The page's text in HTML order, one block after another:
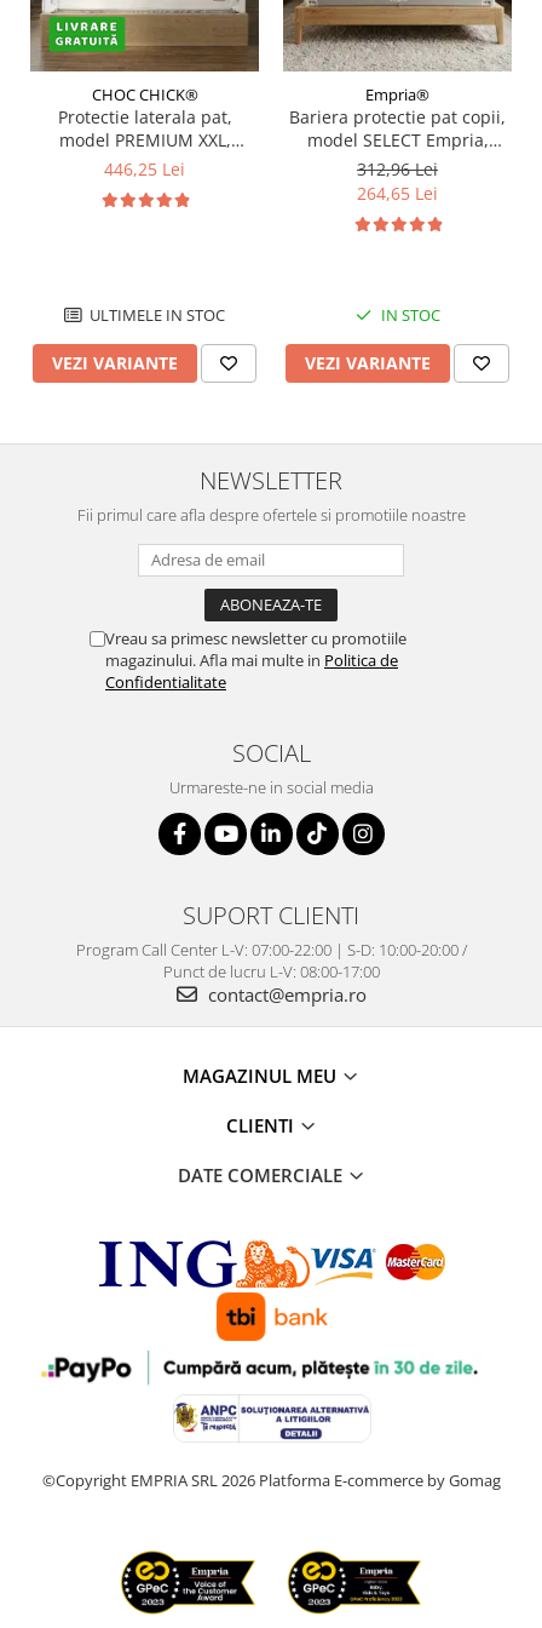
CHOC CHICK®
Protectie laterala pat,
model PREMIUM XXL,
interconectabila, reglabila
ajustabila pana la 97 cm,
446,25 Lei
ULTIMELE IN STOC
VEZI VARIANTE
Empria®
Bariera protectie pat copii,
model SELECT Empria,
interconectabila, reglabila
si culisanta, inaltime
ajustabila pana la 88 cm,
Diverse dimensiuni
312,96 Lei
264,65 Lei
IN STOC
VEZI VARIANTE
NEWSLETTER
Fii primul care afla despre ofertele si promotiile noastre
Vreau sa primesc newsletter cu promotiile
magazinului. Afla mai multe in Politica de
Confidentialitate
SOCIAL
Urmareste-ne in social media
SUPORT CLIENTI
Program Call Center L-V: 07:00-22:00 | S-D: 10:00-20:00 /
Punct de lucru L-V: 08:00-17:00
contact@empria.ro
MAGAZINUL MEU
CLIENTI
DATE COMERCIALE
©Copyright EMPRIA SRL 2026 Platforma E-commerce by Gomag